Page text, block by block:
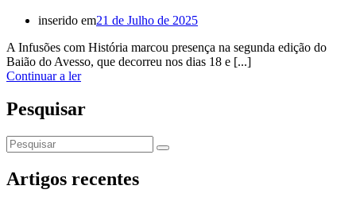
inserido em21 de Julho de 2025
A Infusões com História marcou presença na segunda edição do
Baião do Avesso, que decorreu nos dias 18 e [...]
Continuar a ler
Pesquisar
Artigos recentes